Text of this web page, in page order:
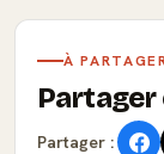
À
Partager :